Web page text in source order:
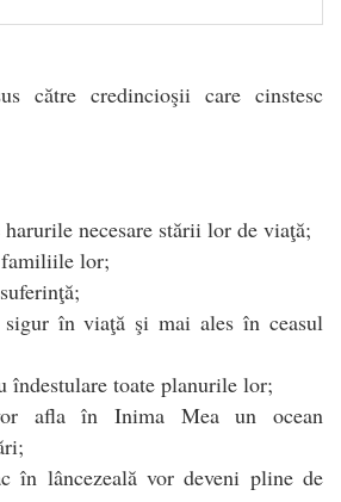
către credincioşii care cinstesc
necesare stării lor de viaţă;
lor;
în viaţă şi mai ales în ceasul
îndestulare toate planurile lor;
afla în Inima Mea un ocean
în lâncezeală vor deveni pline de